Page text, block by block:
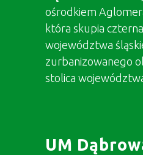
ośrodkiem
która skupia
województwa
zurbanizowanego
stolica
UM